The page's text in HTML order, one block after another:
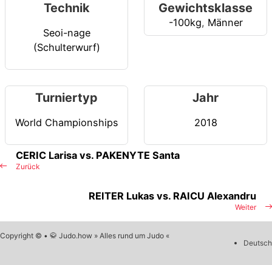
Technik
Seoi-nage
(Schulterwurf)
Gewichtsklasse
-100kg, Männer
Turniertyp
World Championships
Jahr
2018
Zurück
CERIC Larisa vs. PAKENYTE Santa
Weiter
REITER Lukas vs. RAICU Alexandru
Copyright © • 🥋 Judo.how » Alles rund um Judo «
Deutsch